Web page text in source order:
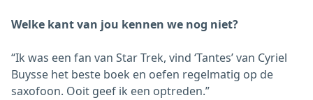
Welke kant van jou kennen we nog niet?
“Ik was een fan van Star Trek, vind ‘Tantes’ van Cyriel
Buysse het beste boek en oefen regelmatig op de
saxofoon. Ooit geef ik een optreden.”